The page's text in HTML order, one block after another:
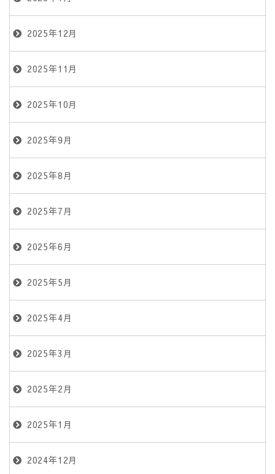
2025年12月
2025年11月
2025年10月
2025年9月
2025年8月
2025年7月
2025年6月
2025年5月
2025年4月
2025年3月
2025年2月
2025年1月
2024年12月